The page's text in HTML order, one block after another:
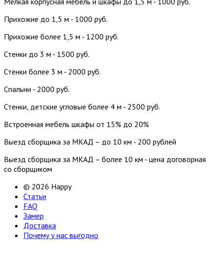
Прихожие до 1,5 м - 1000 руб.
Прихожие более 1,5 м - 1200 руб.
Стенки до 3 м - 1500 руб.
Стенки более 3 м - 2000 руб.
Спальни - 2000 руб.
Стенки, детские угловые более 4 м - 2500 руб.
Встроенная мебель шкафы от 15% до 20%
Выезд сборщика за МКАД – до 10 км - 200 рублей
Выезд сборщика за МКАД – более 10 км - цена договорная
со сборщиком
© 2026 Happy
Статьи
FAQ
Замер
Доставка
Почему у нас выгодно